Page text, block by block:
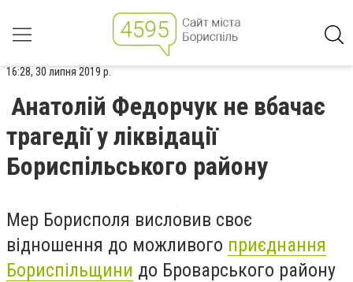
16:28, 30 липня 2019 р.
Анатолій Федорчук не вбачає
трагедії у ліквідації
Бориспільського району
Мер Борисполя висловив своє
відношення до можливого приєднання
Бориспільщини до Броварського району